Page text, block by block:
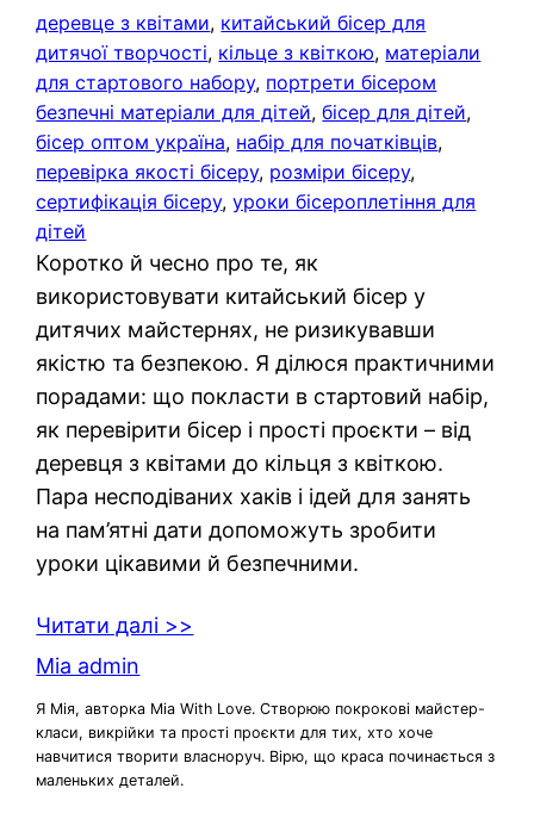
деревце з квітами, китайський бісер для
дитячої творчості, кільце з квіткою, матеріали
для стартового набору, портрети бісером
безпечні матеріали для дітей, бісер для дітей
бісер оптом україна, набір для початківців
перевірка якості бісеру, розміри бісеру
сертифікація бісеру, уроки бісероплетіння для
дітей
Коротко й чесно про те, як
використовувати китайський бісер у
дитячих майстернях, не ризикувавши
якістю та безпекою. Я ділюся практичними
порадами: що покласти в стартовий набір,
як перевірити бісер і прості проєкти – від
деревця з квітами до кільця з квіткою.
Пара несподіваних хаків і ідей для занять
на пам’ятні дати допоможуть зробити
уроки цікавими й безпечними.
Читати далі >>
Mia admin
Я Мія, авторка Mia With Love. Створюю покрокові майстер-
класи, викрійки та прості проєкти для тих, хто хоче
навчитися творити власноруч. Вірю, що краса починається з
маленьких деталей.